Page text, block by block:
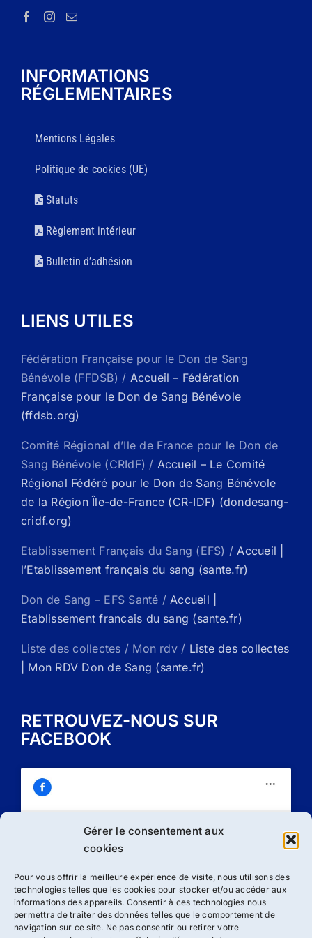
Gérer le consentement aux
cookies
Pour vous offrir la meilleure expérience de visite, nous utilisons des
technologies telles que les cookies pour stocker et/ou accéder aux
informations des appareils. Consentir à ces technologies nous
permettra de traiter des données telles que le comportement de
navigation sur ce site. Ne pas consentir ou retirer votre
INFORMATIONS
RÉGLEMENTAIRES
Mentions Légales
Politique de cookies (UE)
Statuts
Règlement intérieur
Bulletin d’adhésion
LIENS UTILES
Fédération Française pour le Don de Sang
Bénévole (FFDSB) / Accueil – Fédération
Française pour le Don de Sang Bénévole
(ffdsb.org)
Comité Régional d’Ile de France pour le Don de
Sang Bénévole (CRIdF) / Accueil – Le Comité
Régional Fédéré pour le Don de Sang Bénévole
de la Région Île-de-France (CR-IDF) (dondesang-
cridf.org)
Etablissement Français du Sang (EFS) /Accueil |
l’Etablissement français du sang (sante.fr)
Don de Sang – EFS Santé /Accueil |
Etablissement francais du sang (sante.fr)
Liste des collectes / Mon rdv / Liste des collectes
| Mon RDV Don de Sang (sante.fr)
RETROUVEZ-NOUS SUR
FACEBOOK
Cliquez sur « J’accepte » pour activer
J’accepte